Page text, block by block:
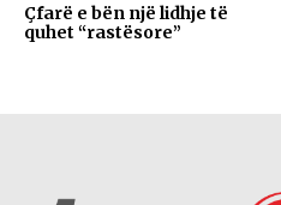
Çfarë e bën një lidhje të
quhet “rastësore”